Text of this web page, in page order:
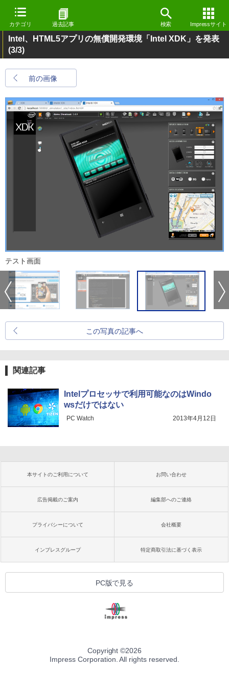
カテゴリ 過去記事 検索 Impressサイト
Intel、HTML5アプリの無償開発環境「Intel XDK」を発表
(3/3)
前の画像
テスト画面
この写真の記事へ
関連記事
Intelプロセッサで利用可能なのはWindo
wsだけではない
PC Watch 2013年4月12日
本サイトのご利用について お問い合わせ
広告掲載のご案内 編集部へのご連絡
プライバシーについて 会社概要
インプレスグループ 特定商取引法に基づく表示
PC版で見る
Copyright ©2026
Impress Corporation. All rights reserved.